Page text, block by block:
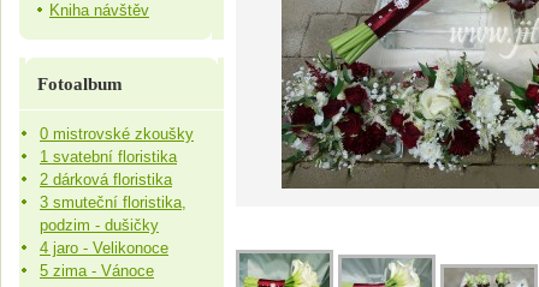
Kniha návštěv
Fotoalbum
0 mistrovské zkoušky
1 svatební floristika
2 dárková floristika
3 smuteční floristika,
podzim - dušičky
4 jaro - Velikonoce
5 zima - Vánoce